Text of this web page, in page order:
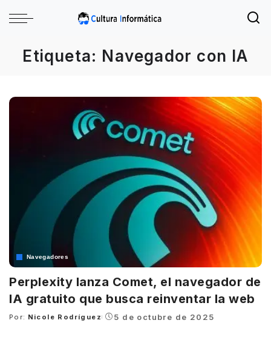
Etiqueta: Navegador con IA
Navegadores
Perplexity lanza Comet, el navegador de
IA gratuito que busca reinventar la web
Posted
Por: Nicole Rodríguez 5 de octubre de 2025